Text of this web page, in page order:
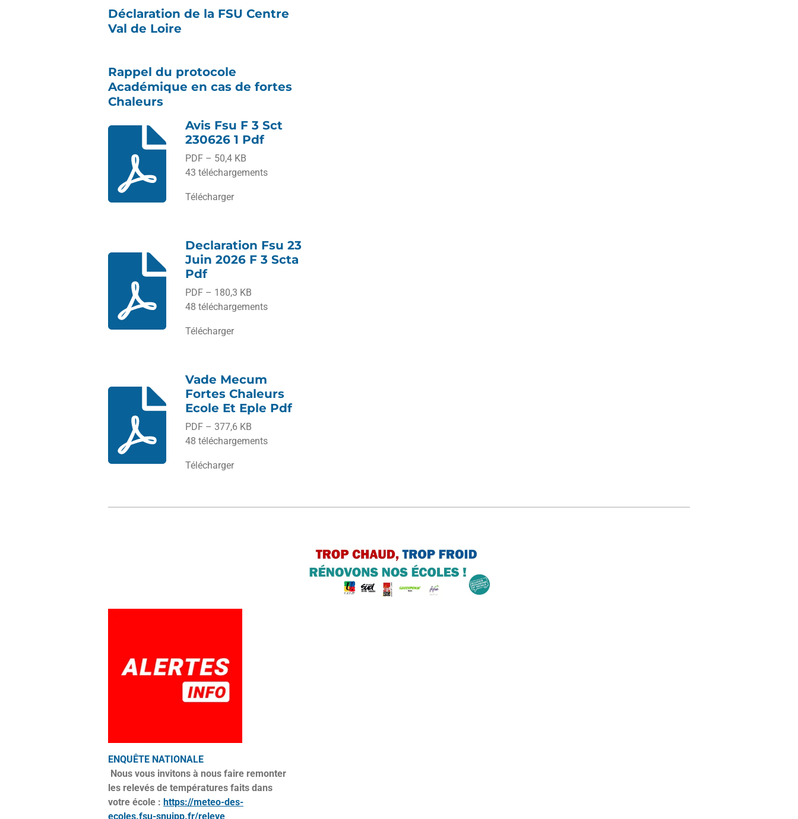
Déclaration de la FSU Centre
Val de Loire
Rappel du protocole
Académique en cas de fortes
Chaleurs
Avis Fsu F 3 Sct
230626 1 Pdf
PDF – 50,4 KB
43 téléchargements
Télécharger
Declaration Fsu 23
Juin 2026 F 3 Scta
Pdf
PDF – 180,3 KB
48 téléchargements
Télécharger
Vade Mecum
Fortes Chaleurs
Ecole Et Eple Pdf
PDF – 377,6 KB
48 téléchargements
Télécharger
ENQUÊTE NATIONALE
Nous vous invitons à nous faire remonter
les relevés de températures faits dans
votre école : https://meteo-des-
ecoles.fsu-snuipp.fr/releve